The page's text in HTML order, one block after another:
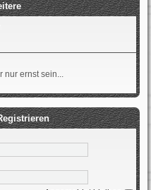
nur ernst sein...